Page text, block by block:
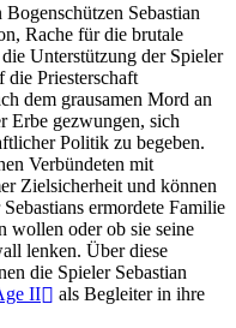
Sebastian
Rache für die brutale
Unterstützung der Spieler
die Priesterschaft
dem grausamen Mord an
Erbe gezwungen, sich
Politik zu begeben.
Verbündeten mit
Zielsicherheit und können
ermordete Familie
wollen oder ob sie seine
lenken. Über diese
die Spieler Sebastian
II
als Begleiter in ihre